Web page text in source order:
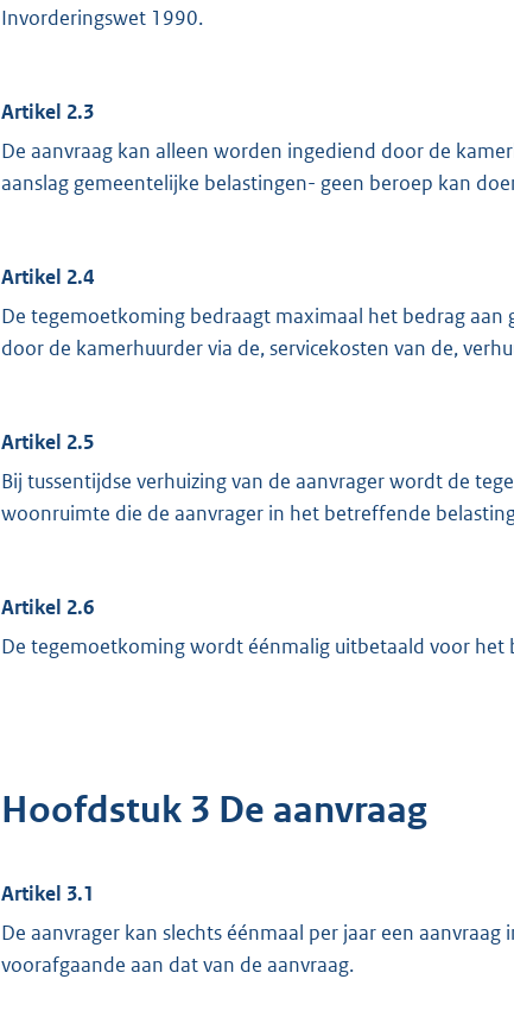
Invorderingswet 1990.
Artikel 2.3
De aanvraag kan alleen worden ingediend door de
aanslag gemeentelijke belastingen- geen beroep kan
Artikel 2.4
De tegemoetkoming bedraagt maximaal het bedrag
door de kamerhuurder via de, servicekosten van de,
Artikel 2.5
Bij tussentijdse verhuizing van de aanvrager wordt de
woonruimte die de aanvrager in het betreffende
Artikel 2.6
De tegemoetkoming wordt éénmalig uitbetaald voor het
Hoofdstuk 3 De aanvraag
Artikel 3.1
De aanvrager kan slechts éénmaal per jaar een
voorafgaande aan dat van de aanvraag.